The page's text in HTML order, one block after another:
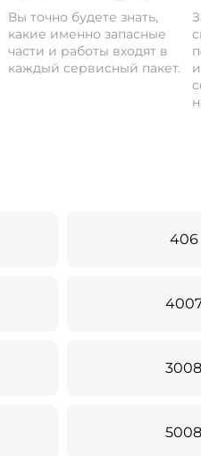
Вы точно будете знать,
какие именно запасные
части и работы входят в
каждый сервисный пакет.
406
3008
5008